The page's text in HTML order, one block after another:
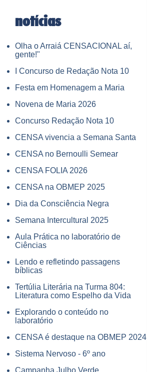
notícias
Olha o Arraiá CENSACIONAL aí,
gente!"
I Concurso de Redação Nota 10
Festa em Homenagem a Maria
Novena de Maria 2026
Concurso Redação Nota 10
CENSA vivencia a Semana Santa
CENSA no Bernoulli Semear
CENSA FOLIA 2026
CENSA na OBMEP 2025
Dia da Consciência Negra
Semana Intercultural 2025
Aula Prática no laboratório de
Ciências
Lendo e refletindo passagens
bíblicas
Tertúlia Literária na Turma 804:
Literatura como Espelho da Vida
Explorando o conteúdo no
laboratório
CENSA é destaque na OBMEP 2024
Sistema Nervoso - 6º ano
Campanha Julho Verde